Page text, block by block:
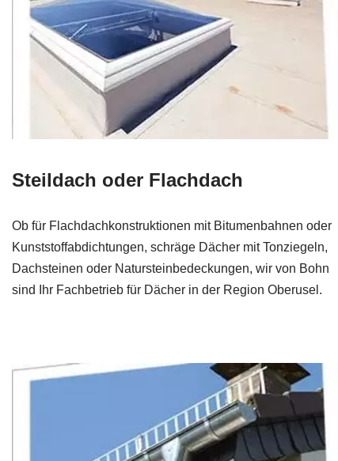
Steildach oder Flachdach
Ob für Flachdachkonstruktionen mit Bitumenbahnen oder
Kunststoffabdichtungen, schräge Dächer mit Tonziegeln,
Dachsteinen oder Natursteinbedeckungen, wir von Bohn
sind Ihr Fachbetrieb für Dächer in der Region Oberusel.